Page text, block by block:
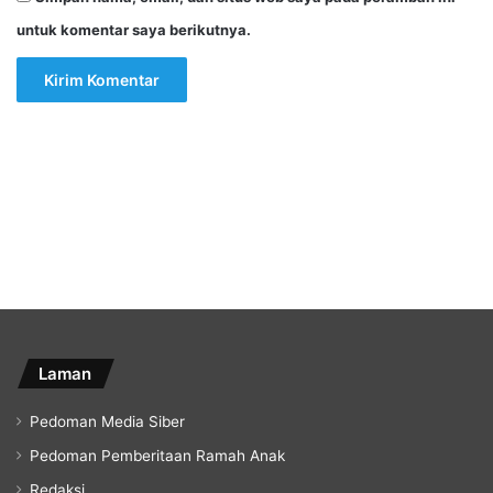
untuk komentar saya berikutnya.
Laman
Pedoman Media Siber
Pedoman Pemberitaan Ramah Anak